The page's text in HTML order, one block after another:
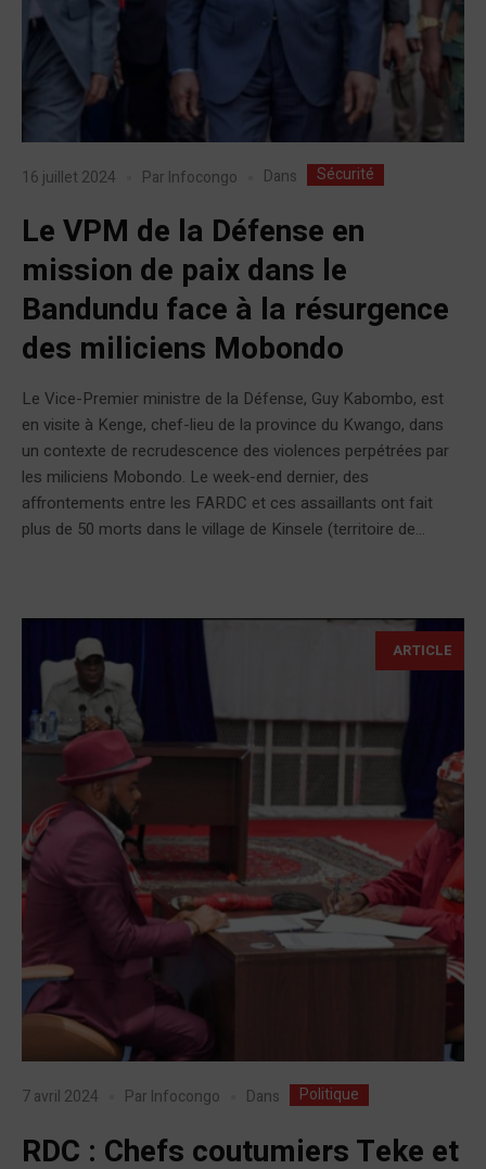
16 juillet 2024 Par Infocongo Dans Sécurité
Le VPM de la Défense en
mission de paix dans le
Bandundu face à la résurgence
des miliciens Mobondo
Le Vice-Premier ministre de la Défense, Guy Kabombo, est
en visite à Kenge, chef-lieu de la province du Kwango, dans
un contexte de recrudescence des violences perpétrées par
les miliciens Mobondo. Le week-end dernier, des
affrontements entre les FARDC et ces assaillants ont fait
plus de 50 morts dans le village de Kinsele (territoire de...
ARTICLE
7 avril 2024 Par Infocongo Dans Politique
RDC : Chefs coutumiers Teke et